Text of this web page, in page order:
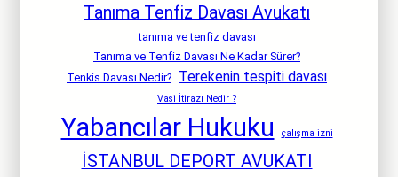
Tanıma Tenfiz Davası Avukatı
tanıma ve tenfiz davası
Tanıma ve Tenfiz Davası Ne Kadar Sürer?
Tenkis Davası Nedir? Terekenin tespiti davası
Vasi İtirazı Nedir ?
Yabancılar Hukuku çalışma izni
İSTANBUL DEPORT AVUKATI